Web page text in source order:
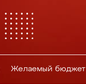
Желаемый бюджет